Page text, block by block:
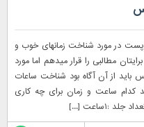
پست در مورد شناخت زمانهای خوب و
مطالبی را قرار میدهم اما مورد
از آن آگاه بود شناخت ساعات
کدام ساعت و زمان برای چه کاری